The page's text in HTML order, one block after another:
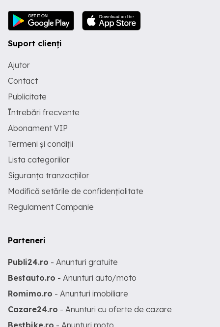
Suport clienți
Ajutor
Contact
Publicitate
Întrebări frecvente
Abonament VIP
Termeni și condiții
Lista categoriilor
Siguranța tranzacțiilor
Modifică setările de confidențialitate
Regulament Campanie
Parteneri
Publi24.ro - Anunturi gratuite
Bestauto.ro - Anunturi auto/moto
Romimo.ro - Anunturi imobiliare
Cazare24.ro - Anunturi cu oferte de cazare